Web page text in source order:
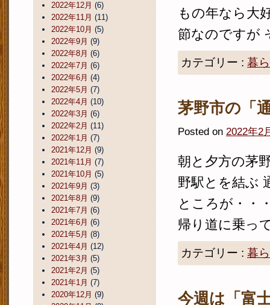
もの年なら大
節なのですが
カテゴリー : 暮
茅野市の「
Posted on 2022年2
朝と夕方の茅
野駅とを結ぶ
ところが・・
帰り道に乗っ
カテゴリー : 暮
今週は「富
2022年12月 (6)
2022年11月 (11)
2022年10月 (5)
2022年9月 (9)
2022年8月 (6)
2022年7月 (6)
2022年6月 (4)
2022年5月 (7)
2022年4月 (10)
2022年3月 (6)
2022年2月 (11)
2022年1月 (7)
2021年12月 (9)
2021年11月 (7)
2021年10月 (5)
2021年9月 (3)
2021年8月 (9)
2021年7月 (6)
2021年6月 (6)
2021年5月 (8)
2021年4月 (12)
2021年3月 (5)
2021年2月 (5)
2021年1月 (7)
2020年12月 (9)